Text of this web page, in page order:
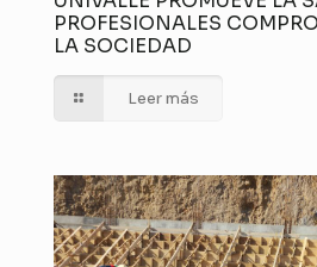
PROFESIONALES
LA SOCIEDAD
Leer más